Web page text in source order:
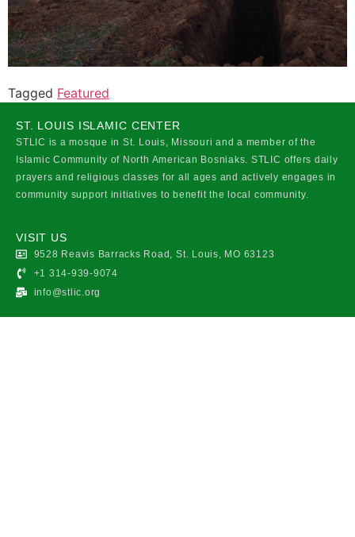
Tagged Featured
ST. LOUIS ISLAMIC CENTER
STLIC is a mosque in St. Louis, Missouri and a member of the
Islamic Community of North American Bosniaks. STLIC offers daily
prayers and religious classes for all ages and actively engages in
community support initiatives to benefit the local community.
VISIT US
9528 Reavis Barracks Road, St. Louis, MO 63123
+1 314-939-9074
info@stlic.org